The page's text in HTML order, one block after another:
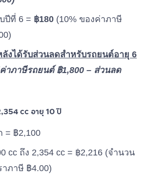
ปีที่ 6 = ฿180 (10% ของค่าภาษี
งได้รับส่วนลดสำหรับรถยนต์อายุ 6
าภาษีรถยนต์ ฿1,800 – ส่วนลด
cc อายุ 10 ปี
= ฿2,100
cc ถึง 2,354 cc = ฿2,216 (จำนวน
าภาษี ฿4.00)